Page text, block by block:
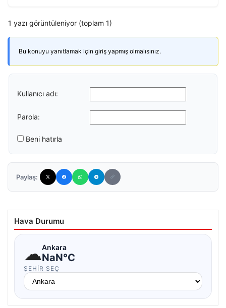
1 yazı görüntüleniyor (toplam 1)
Bu konuyu yanıtlamak için giriş yapmış olmalısınız.
Kullanıcı adı:
Parola:
Beni hatırla
Paylaş:
Hava Durumu
☁Ankara
NaN°C
ŞEHIR SEÇ